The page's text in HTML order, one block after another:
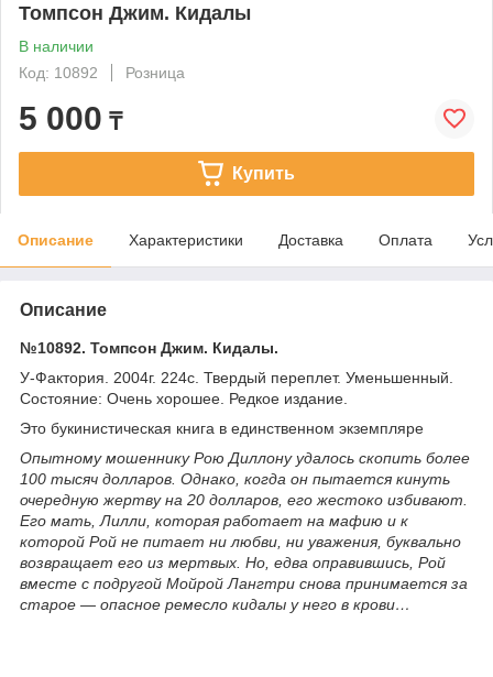
Томпсон Джим. Кидалы
В наличии
Код: 10892
Розница
5 000 ₸
Купить
Описание Характеристики Доставка Оплата
Описание
№10892. Томпсон Джим. Кидалы.
У-Фактория. 2004г. 224с. Твердый переплет. Уменьшенный.
Состояние: Очень хорошее. Редкое издание.
Это букинистическая книга в единственном экземпляре
Опытному мошеннику Рою Диллону удалось скопить более
100 тысяч долларов. Однако, когда он пытается кинуть
очередную жертву на 20 долларов, его жестоко избивают.
Его мать, Лилли, которая работает на мафию и к
которой Рой не питает ни любви, ни уважения, буквально
возвращает его из мертвых. Но, едва оправившись, Рой
вместе с подругой Мойрой Лангтри снова принимается за
старое — опасное ремесло кидалы у него в крови…